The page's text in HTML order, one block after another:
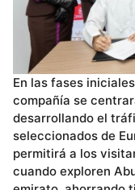
En las fases
compañía se
desarrollando el
seleccionados de
permitirá a los
cuando exploren